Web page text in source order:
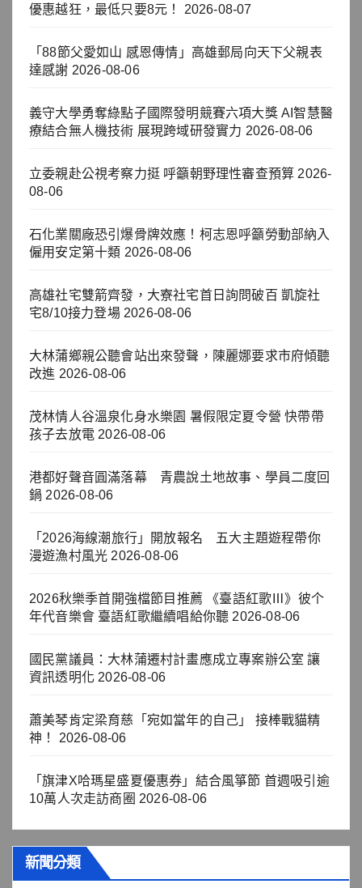
優惠越狂，最低只要8元！
2026-08-07
「88節父愛如山 感恩傳情」高雄郵局向天下父親表
達感謝 2026-08-06
義守大學勇奪綠點子國際發明競賽六項大獎 AI智慧醫
療結合無人機技術 展現跨域研發實力 2026-08-06
立委親赴公視考察力挺 呼籲朝野理性審查預算 2026-
08-06
石化業關廠恐引爆骨牌效應！柯志恩呼籲勞動部納入
僱用安定第十類 2026-08-06
高雄社宅雙箭齊發，大寮社宅首日詢問破百 凱旋社
宅8/10接力登場 2026-08-06
大林蒲鄉親公聽會站出來發聲，陳麗娜要求市府傾聽
改進 2026-08-06
茂林情人谷溫泉化身水樂園 暑假限定夏令營 快帶帶
孩子去放電 2026-08-06
港都好聲音圓滿落幕 青農說土地故事、學員二度回
鍋 2026-08-06
「2026海線潮旅行」開放報名 五大主題遊程帶你
漫遊漁村風光 2026-08-06
2026秋樂季首開強檔節目推薦 《臺語紅歌Ⅲ》彼个
年代音樂會 臺語紅歌繼續唱給你聽 2026-08-06
國民黨議員：大林蒲遷村計畫應成立專案辦公室 讓
資訊透明化 2026-08-06
蕭美琴肯定梁育慈「宛如當年的自己」 接棒戰貓精
神！
2026-08-06
「旗津X哈瑪星盛夏優惠券」結合風箏節 首週吸引逾
10萬人次走訪商圈 2026-08-06
新聞分類